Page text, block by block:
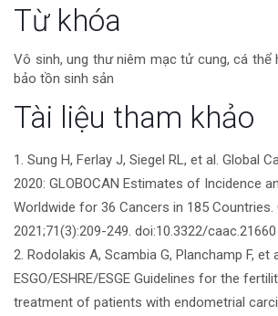
Chi
tiết
bài
viết
Từ khóa
Vô sinh, ung thư niêm mạc tử cung, cá thể
bảo tồn sinh sản
Tài liệu tham khảo
1. Sung H, Ferlay J, Siegel RL, et al. Global
2020: GLOBOCAN Estimates of Incidence
Worldwide for 36 Cancers in 185 Countries.
2021;71(3):209-249. doi:10.3322/caac.21660
2. Rodolakis A, Scambia G, Planchamp F, et
ESGO/ESHRE/ESGE Guidelines for the
treatment of patients with endometrial